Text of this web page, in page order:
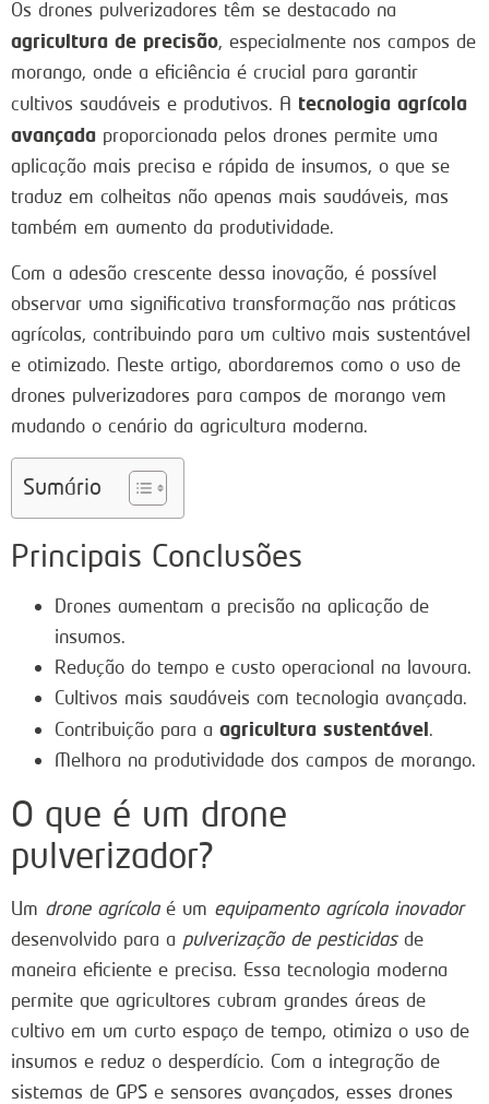
Os drones pulverizadores têm se destacado na
agricultura de precisão, especialmente nos campos de
morango, onde a eficiência é crucial para garantir
cultivos saudáveis e produtivos. A tecnologia agrícola
avançada proporcionada pelos drones permite uma
aplicação mais precisa e rápida de insumos, o que se
traduz em colheitas não apenas mais saudáveis, mas
também em aumento da produtividade.
Com a adesão crescente dessa inovação, é possível
observar uma significativa transformação nas práticas
agrícolas, contribuindo para um cultivo mais sustentável
e otimizado. Neste artigo, abordaremos como o uso de
drones pulverizadores para campos de morango vem
mudando o cenário da agricultura moderna.
Sumário
Principais Conclusões
Drones aumentam a precisão na aplicação de
insumos.
Redução do tempo e custo operacional na lavoura.
Cultivos mais saudáveis com tecnologia avançada.
Contribuição para a agricultura sustentável.
Melhora na produtividade dos campos de morango.
O que é um drone
pulverizador?
Um drone agrícolaé um equipamento agrícola inovador
desenvolvido para a pulverização de pesticidasde
maneira eficiente e precisa. Essa tecnologia moderna
permite que agricultores cubram grandes áreas de
cultivo em um curto espaço de tempo, otimiza o uso de
insumos e reduz o desperdício. Com a integração de
sistemas de GPS e sensores avançados, esses drones